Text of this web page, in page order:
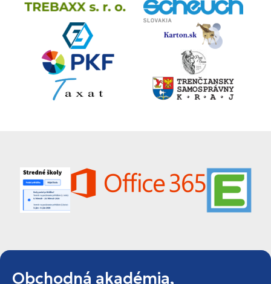
Obchodná akadémia,